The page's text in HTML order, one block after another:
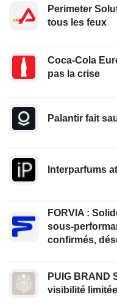
Perimeter
tous les feux
Coca-Cola
pas la crise
Palantir fait
Interparfums
FORVIA :
sous-
confirmés,
PUIG BRAND
visibilité limitée